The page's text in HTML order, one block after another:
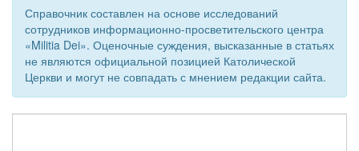
Справочник составлен на основе исследований
сотрудников информационно-просветительского центра
«Militia Dei». Оценочные суждения, высказанные в статьях
не являются официальной позицией Католической
Церкви и могут не совпадать с мнением редакции сайта.